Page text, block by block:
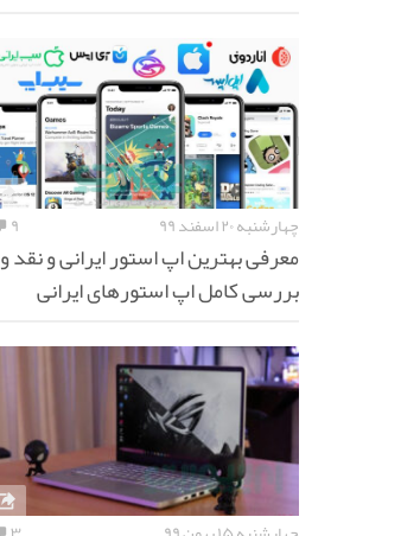
چهارشنبه ۲۰ اسفند ۹۹ ۹
معرفی بهترین اپ استور ایرانی و نقد و
بررسی کامل اپ استورهای ایرانی